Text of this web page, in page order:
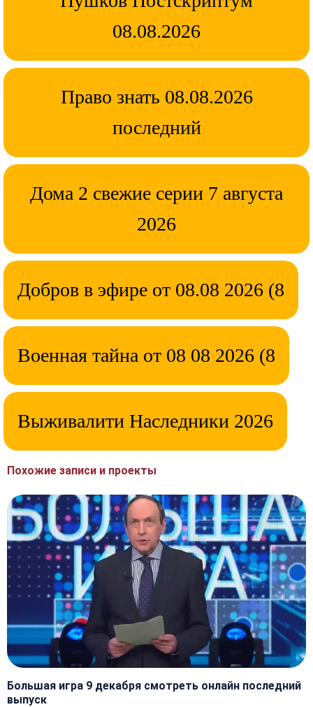
08.08.2026
Право знать 08.08.2026
последний
Дома 2 свежие серии 7 августа
2026
Добров в эфире от 08.08 2026 (8
Военная тайна от 08 08 2026 (8
Выживалити Наследники 2026
Похожие записи и проекты
Большая игра 9 декабря смотреть онлайн последний
выпуск